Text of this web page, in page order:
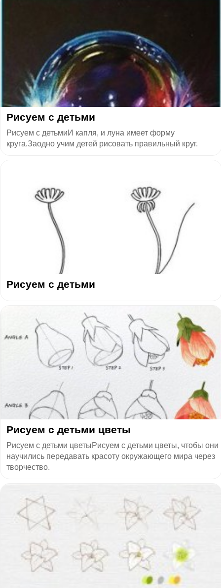
​Рисуем с детьми
Рисуем с детьмиИ капля, и луна имеет форму
круга.Заодно учим детей рисовать правильный круг.
Рисуем с детьми
​Рисуем с детьми цветы
Рисуем с детьми цветыРисуем с детьми цветы, чтобы они
научились передавать красоту окружающего мира через
творчество.